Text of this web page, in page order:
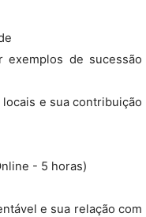
de sucessão
e sua contribuição
- 5 horas)
e sua relação com